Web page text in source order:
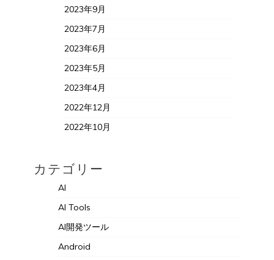
2023年9月
2023年7月
2023年6月
2023年5月
2023年4月
2022年12月
2022年10月
カテゴリー
AI
AI Tools
AI開発ツール
Android